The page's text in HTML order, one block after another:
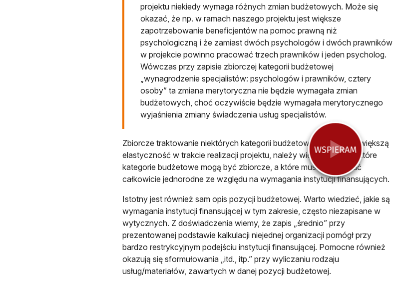
projektu niekiedy wymaga różnych zmian budżetowych. Może się
okazać, że np. w ramach naszego projektu jest większe
zapotrzebowanie beneficjentów na pomoc prawną niż
psychologiczną i że zamiast dwóch psychologów i dwóch prawników
w projekcie powinno pracować trzech prawników i jeden psycholog.
Wówczas przy zapisie zbiorczej kategorii budżetowej
„wynagrodzenie specjalistów: psychologów i prawników, cztery
osoby” ta zmiana merytoryczna nie będzie wymagała zmian
budżetowych, choć oczywiście będzie wymagała merytorycznego
wyjaśnienia zmiany świadczenia usług specjalistów.
Zbiorcze traktowanie niektórych kategorii budżetowych daje nam większą
elastyczność w trakcie realizacji projektu, należy więc rozważyć, które
kategorie budżetowe mogą być zbiorcze, a które muszą pozostać
całkowicie jednorodne ze względu na wymagania instytucji finansujących.
Istotny jest również sam opis pozycji budżetowej. Warto wiedzieć, jakie są
wymagania instytucji finansującej w tym zakresie, często niezapisane w
wytycznych. Z doświadczenia wiemy, że zapis „średnio” przy
prezentowanej podstawie kalkulacji niejednej organizacji pomógł przy
bardzo restrykcyjnym podejściu instytucji finansującej. Pomocne również
okazują się sformułowania „itd., itp.” przy wyliczaniu rodzaju
usług/materiałów, zawartych w danej pozycji budżetowej.